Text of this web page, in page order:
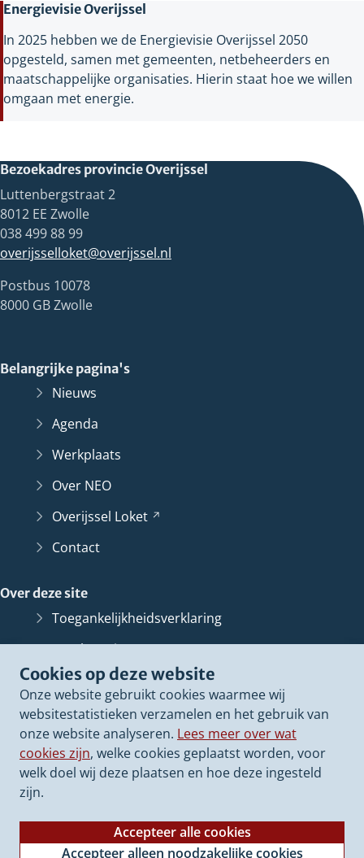
Cookies op deze website
Onze website gebruikt cookies waarmee wij
websitestatistieken verzamelen en het gebruik van
onze website analyseren. Lees meer over wat
cookies zijn, welke cookies geplaatst worden, voor
welk doel wij deze plaatsen en hoe deze ingesteld
zijn.
Accepteer alle cookies
Accepteer alleen noodzakelijke cookies
Energievisie Overijssel
In 2025 hebben we de Energievisie Overijssel 2050
opgesteld, samen met gemeenten, netbeheerders en
maatschappelijke organisaties. Hierin staat hoe we willen
omgaan met energie.
Bezoekadres provincie Overijssel
Luttenbergstraat 2
8012 EE Zwolle
038 499 88 99
overijsselloket@overijssel.nl
Postbus 10078
8000 GB Zwolle
Belangrijke pagina's
Nieuws
Agenda
Werkplaats
Over NEO
Overijssel Loket
Contact
Over deze site
Toegankelijkheidsverklaring
Bescherming persoonsgegevens
Informatiebeveiliging
Proclaimer
Cookieverklaring
Archief van dezewebsite
(Verwijst
andere
website)